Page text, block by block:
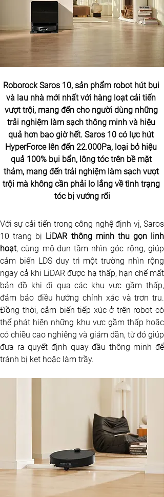
Roborock Saros 10, sản phẩm robot hút bụi
và lau nhà mới nhất với hàng loạt cải tiến
vượt trội, mang đến cho người dùng những
trải nghiệm làm sạch thông minh và hiệu
quả hơn bao giờ hết. Saros 10 có lực hút
HyperForce lên đến 22.000Pa, loại bỏ hiệu
quả 100% bụi bẩn, lông tóc trên bề mặt
thảm, mang đến trải nghiệm làm sạch vượt
trội mà không cần phải lo lắng về tình trạng
tóc bị vướng rối
Với sự cải tiến trong công nghệ định vị, Saros
10 trang bị LiDAR thông minh thu gọn linh
hoạt, cùng mô-đun tầm nhìn góc rộng, giúp
cảm biến LDS duy trì một trường nhìn rộng
ngay cả khi LiDAR được hạ thấp, hạn chế mất
bản đồ khi đi qua các khu vực gầm thấp,
đảm bảo điều hướng chính xác và trơn tru.
Đồng thời, cảm biến tiếp xúc ở trên robot có
thể phát hiện những khu vực gầm thấp hoặc
có chiều cao nghiêng và giảm dần, từ đó giúp
đưa ra quyết định quay đầu thông minh để
tránh bị kẹt hoặc làm trầy.